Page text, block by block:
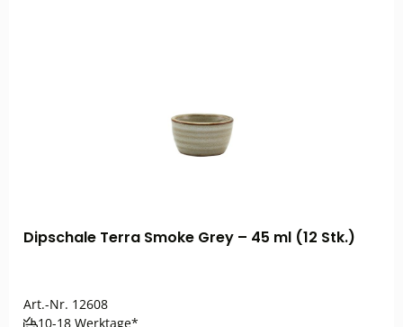
Dipschale Terra Smoke Grey – 45 ml (12 Stk.)
Art.-Nr. 12608
10-18 Werktage*